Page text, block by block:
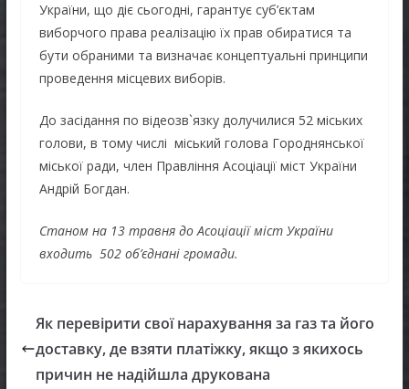
України, що діє сьогодні, гарантує суб’єктам
виборчого права реалізацію їх прав обиратися та
бути обраними та визначає концептуальні принципи
проведення місцевих виборів.
До засідання по відеозв`язку долучилися 52 міських
голови, в тому числі міський голова Городнянської
міської ради, член Правління Асоціації міст України
Андрій Богдан.
Станом на 13 травнядо Асоціації міст України
входить 502 об’єднані громади.
Як перевірити свої нарахування за газ та його
доставку, де взяти платіжку, якщо з якихось
причин не надійшла друкована